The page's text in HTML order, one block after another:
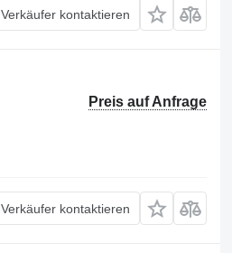
Verkäufer kontaktieren
Preis auf Anfrage
Verkäufer kontaktieren